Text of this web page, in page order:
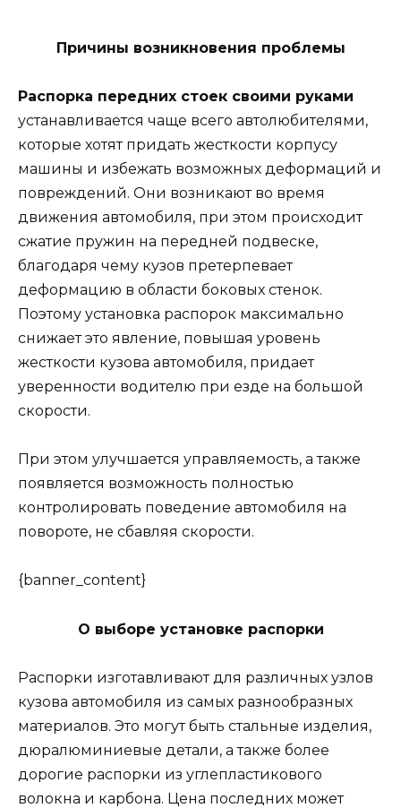
Причины возникновения проблемы
Распорка передних стоек своими руками
устанавливается чаще всего автолюбителями,
которые хотят придать жесткости корпусу
машины и избежать возможных деформаций и
повреждений. Они возникают во время
движения автомобиля, при этом происходит
сжатие пружин на передней подвеске,
благодаря чему кузов претерпевает
деформацию в области боковых стенок.
Поэтому установка распорок максимально
снижает это явление, повышая уровень
жесткости кузова автомобиля, придает
уверенности водителю при езде на большой
скорости.
При этом улучшается управляемость, а также
появляется возможность полностью
контролировать поведение автомобиля на
повороте, не сбавляя скорости.
{banner_content}
О выборе установке распорки
Распорки изготавливают для различных узлов
кузова автомобиля из самых разнообразных
материалов. Это могут быть стальные изделия,
дюралюминиевые детали, а также более
дорогие распорки из углепластикового
волокна и карбона. Цена последних может